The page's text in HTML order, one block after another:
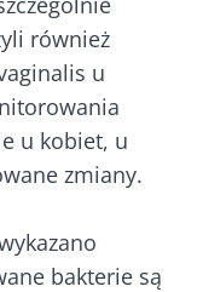
również
u
u kobiet, u
zmiany.
bakterie są